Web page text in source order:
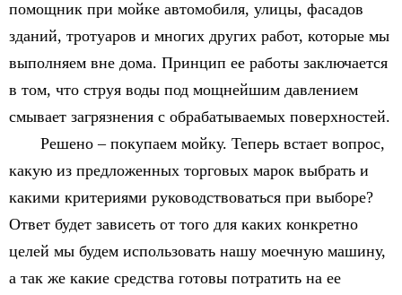
помощник при мойке автомобиля, улицы, фасадов
зданий, тротуаров и многих других работ, которые мы
выполняем вне дома. Принцип ее работы заключается
в том, что струя воды под мощнейшим давлением
смывает загрязнения с обрабатываемых поверхностей.
Решено – покупаем мойку. Теперь встает вопрос,
какую из предложенных торговых марок выбрать и
какими критериями руководствоваться при выборе?
Ответ будет зависеть от того для каких конкретно
целей мы будем использовать нашу моечную машину,
а так же какие средства готовы потратить на ее